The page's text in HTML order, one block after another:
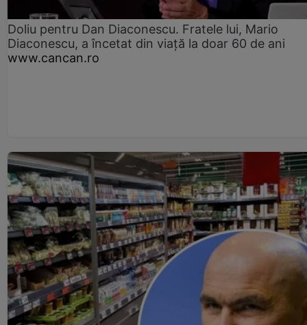
Doliu pentru Dan Diaconescu. Fratele lui, Mario
Diaconescu, a încetat din viață la doar 60 de ani
www.cancan.ro